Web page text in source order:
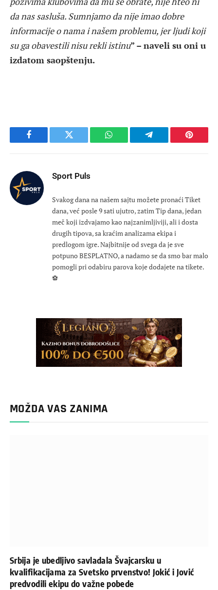
da nas sasluša. Sumnjamo da nije imao dobre
informacije o nama i našem problemu, jer ljudi koji
su ga obavestili nisu rekli istinu” – naveli su oni u
izdatom saopštenju.
Facebook Twitter WhatsApp Telegram
Sport Puls
Svakog dana na našem sajtu možete pronaći Tiket
dana, već posle 9 sati ujutro, zatim Tip dana, jedan
meč koji izdvajamo kao najzanimljiviji, ali i dosta
drugih tipova, sa kraćim analizama ekipa i
predlogom igre. Najbitnije od svega da je sve
potpuno BESPLATNO, a nadamo se da smo bar malo
pomogli pri odabiru parova koje dodajete na tikete.
⚽
MOŽDA VAS ZANIMA
Srbija je ubedljivo savladala Švajcarsku u
kvalifikacijama za Svetsko prvenstvo! Jokić i Jović
predvodili ekipu do važne pobede